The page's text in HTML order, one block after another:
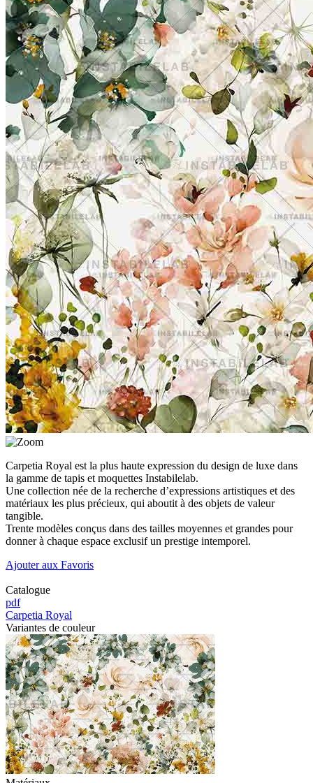
Carpetia Royal est la plus haute expression du design de luxe dans
la gamme de tapis et moquettes Instabilelab.
Une collection née de la recherche d’expressions artistiques et des
matériaux les plus précieux, qui aboutit à des objets de valeur
tangible.
Trente modèles conçus dans des tailles moyennes et grandes pour
donner à chaque espace exclusif un prestige intemporel.
Ajouter aux Favoris
Catalogue
pdf
Carpetia Royal
Variantes de couleur